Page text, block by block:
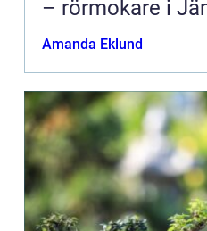
– rörmokare i
Amanda Eklund